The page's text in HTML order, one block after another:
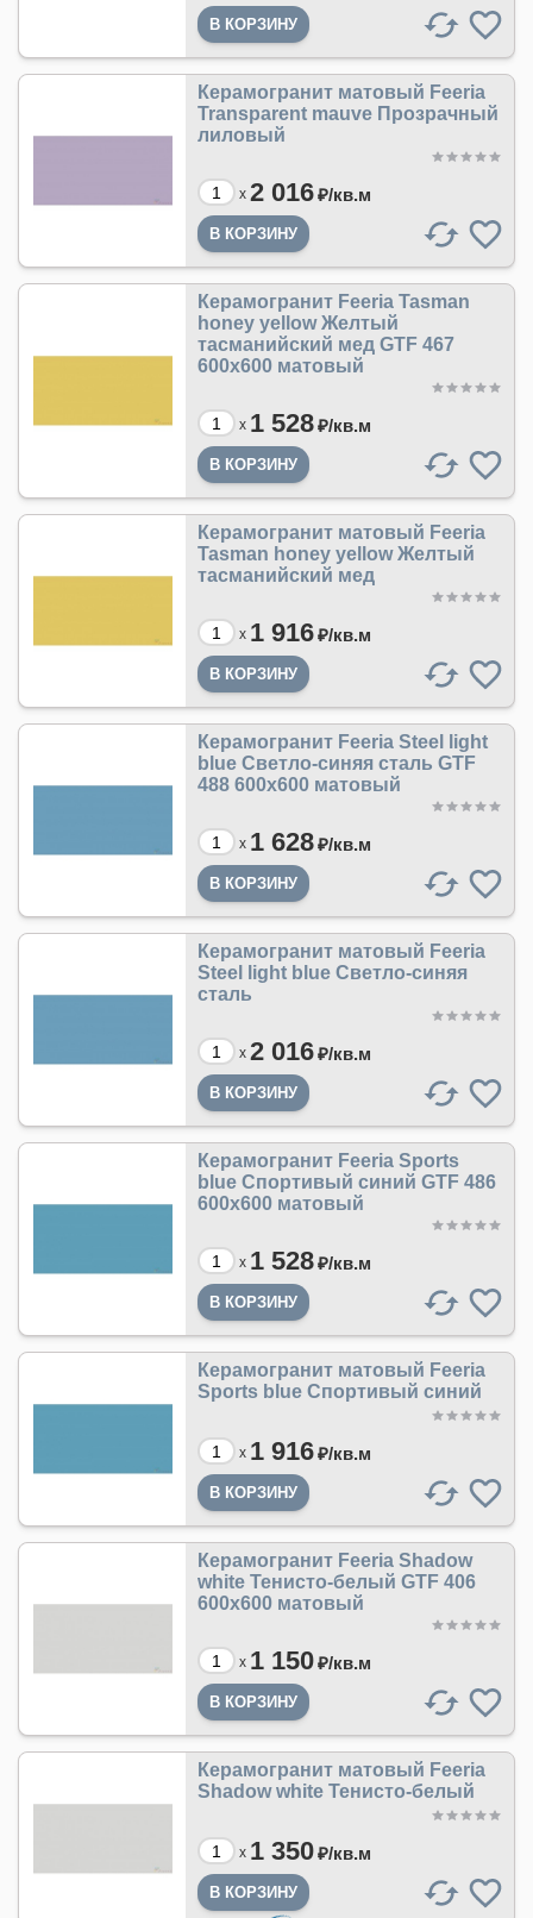
Керамогранит матовый Feeria
Transparent mauve Прозрачный
лиловый
x 2 016₽/кв.м
Керамогранит Feeria Tasman
honey yellow Желтый
тасманийский мед GTF 467
600х600 матовый
x 1 528₽/кв.м
Керамогранит матовый Feeria
Tasman honey yellow Желтый
тасманийский мед
x 1 916₽/кв.м
Керамогранит Feeria Steel light
blue Светло-cиняя cталь GTF
488 600х600 матовый
x 1 628₽/кв.м
Керамогранит матовый Feeria
Steel light blue Светло-cиняя
cталь
x 2 016₽/кв.м
Керамогранит Feeria Sports
blue Спортивый синий GTF 486
600х600 матовый
x 1 528₽/кв.м
Керамогранит матовый Feeria
Sports blue Спортивый синий
x 1 916₽/кв.м
Керамогранит Feeria Shadow
white Тенисто-белый GTF 406
600х600 матовый
x 1 150₽/кв.м
Керамогранит матовый Feeria
Shadow white Тенисто-белый
x 1 350₽/кв.м